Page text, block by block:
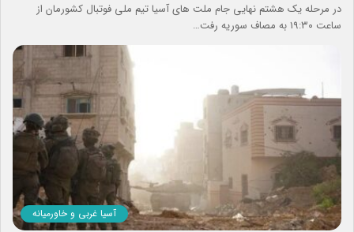
در مرحله یک هشتم نهایی جام ملت های آسیا تیم ملی فوتبال کشورمان از
ساعت ۱۹:۳۰ به مصاف سوریه رفت…
آسیا غربی و خاورمیانه